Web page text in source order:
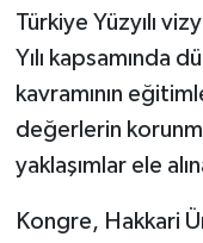
Türkiye Yüzyılı
Yılı kapsamında
kavramının
değerlerin
yaklaşımlar ele
Kongre, Hakkari